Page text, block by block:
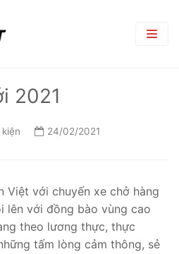
Cấp
MẠI
2021
24/02/2021
Việt với chuyến xe chở hàng
lên với đồng bào vùng cao
theo lương thực, thực
tấm lòng cảm thông, sẻ